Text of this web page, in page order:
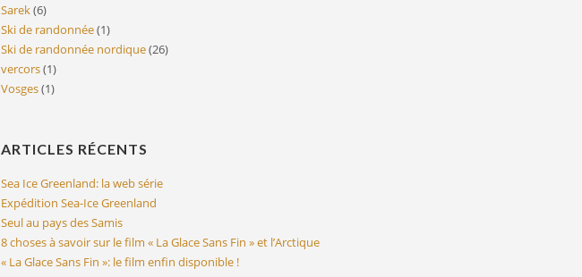
Sarek(6)
Ski de randonnée(1)
Ski de randonnée nordique(26)
vercors(1)
Vosges(1)
ARTICLES RÉCENTS
Sea Ice Greenland: la web série
Expédition Sea-Ice Greenland
Seul au pays des Samis
8 choses à savoir sur le film « La Glace Sans Fin » et l’Arctique
« La Glace Sans Fin »: le film enfin disponible !